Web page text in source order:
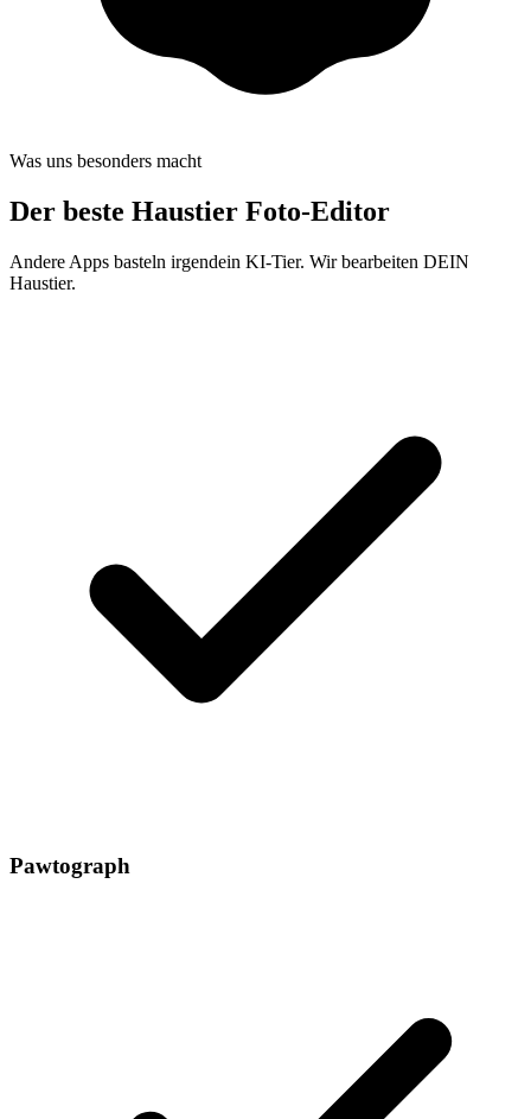
Was uns besonders macht
Der beste Haustier Foto-Editor
Andere Apps basteln irgendein KI-Tier. Wir bearbeiten DEIN
Haustier.
Pawtograph